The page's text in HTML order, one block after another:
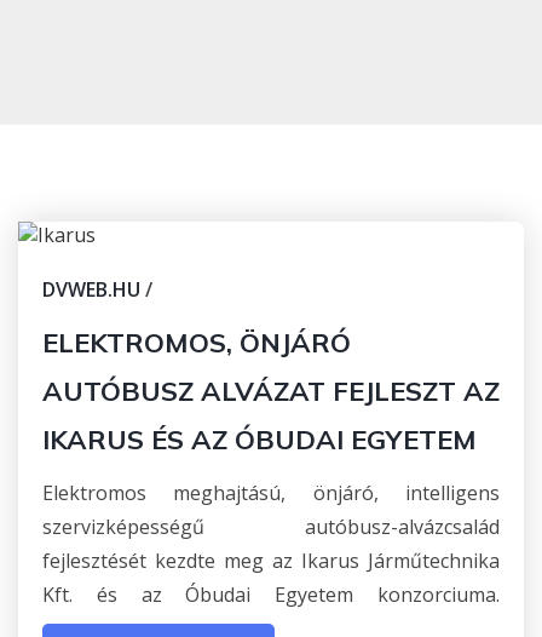
DVWEB.HU /
ELEKTROMOS, ÖNJÁRÓ
AUTÓBUSZ ALVÁZAT FEJLESZT AZ
IKARUS ÉS AZ ÓBUDAI EGYETEM
Elektromos meghajtású, önjáró, intelligens
szervizképességű autóbusz-alvázcsalád
fejlesztését kezdte meg az Ikarus Járműtechnika
Kft. és az Óbudai Egyetem konzorciuma.